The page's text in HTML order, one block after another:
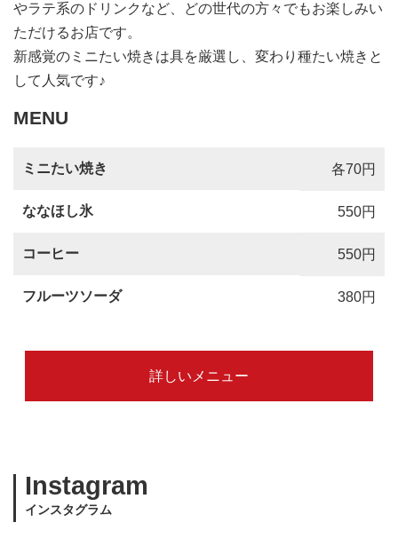
やラテ系のドリンクなど、どの世代の方々でもお楽しみい
ただけるお店です。
新感覚のミニたい焼きは具を厳選し、変わり種たい焼きと
して人気です♪
MENU
ミニたい焼き 各70円
ななほし氷 550円
コーヒー 550円
フルーツソーダ 380円
詳しいメニュー
Instagram
インスタグラム